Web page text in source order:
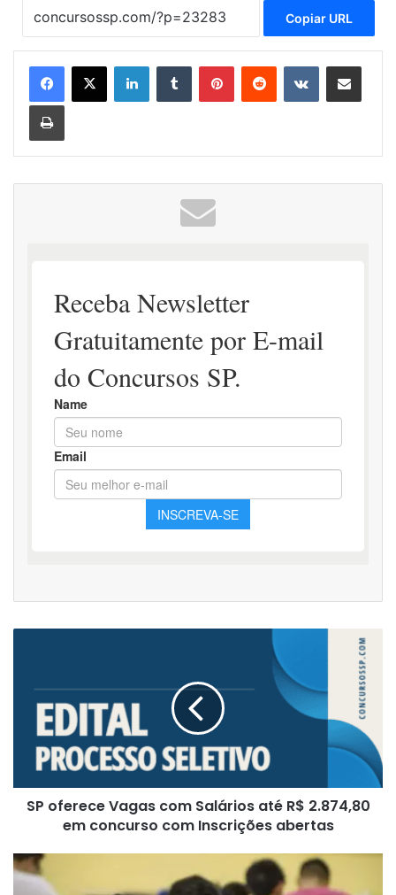
Copiar URL
LinkedinTumblr PinterestReddit VK Compartilhar via e-mail
Imprimir
com
Salários
2.874,80
em
concurso
abertas
SP oferece Vagas com Salários até R$ 2.874,80
em concurso com Inscrições abertas
Inscreva-
se